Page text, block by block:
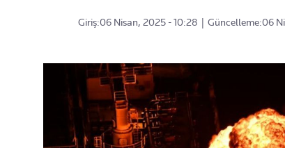
Giriş:06 Nisan, 2025 - 10:28 Güncelleme:06